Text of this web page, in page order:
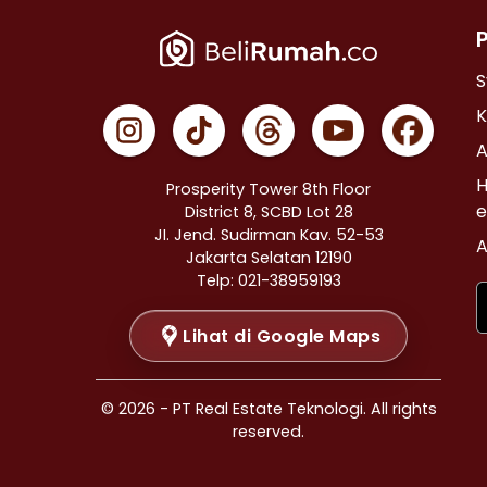
Properti Dijual di Johar Baru >
Properti Dijual di Menteng >
Properti Dijual di Tanah Abang >
Properti Dijual di Kramat >
Properti Dijual di Bendungan Hilir >
Properti Dijual di Jakarta Selatan >
Properti Dijual di Cilandak >
Properti Dijual di Gandaria Selatan >
Properti Dijual di Cipete Selatan >
Properti Dijual di Lenteng Agung >
Properti Dijual di Pondok Pinang >
Properti Dijual di Kebayoran Baru >
Properti Dijual di Mampang Prapatan >
Prosperity Tower 8th Floor
District 8, SCBD Lot 28
JI. Jend. Sudirman Kav. 52-53
Jakarta Selatan 12190
Telp: 021-38959193
Lihat di Google Maps
© 2026 - PT Real Estate Teknologi. All rights
reserved.